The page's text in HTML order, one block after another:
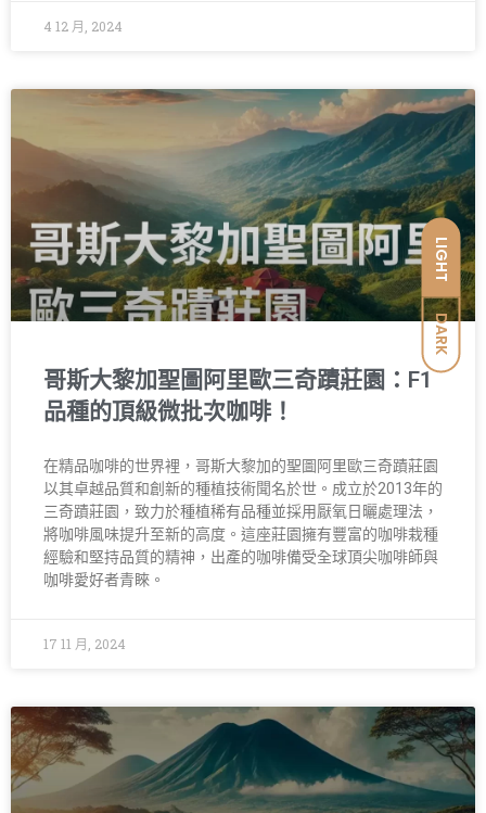
LIGHT
DARK
4 12 月, 2024
哥斯大黎加聖圖阿里歐三奇蹟莊園：F1
品種的頂級微批次咖啡！
在精品咖啡的世界裡，哥斯大黎加的聖圖阿里歐三奇蹟莊園
以其卓越品質和創新的種植技術聞名於世。成立於2013年的
三奇蹟莊園，致力於種植稀有品種並採用厭氧日曬處理法，
將咖啡風味提升至新的高度。這座莊園擁有豐富的咖啡栽種
經驗和堅持品質的精神，出產的咖啡備受全球頂尖咖啡師與
咖啡愛好者青睞。
17 11 月, 2024